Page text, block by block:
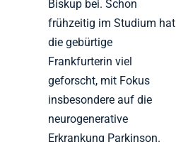
Biskup bei. Schon
frühzeitig im Studium hat
die gebürtige
Frankfurterin viel
geforscht, mit Fokus
insbesondere auf die
neurogenerative
Erkrankung Parkinson.